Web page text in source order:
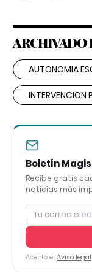
ARCHIVADO
AUTONOMIA
INTERVENCION
Boletín
Recibe gratis
noticias más
Acepto el Aviso legal